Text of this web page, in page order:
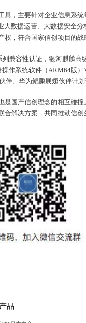
具，主要针对企业信息系
数据运营、大数据安全
，符合国家信创项目的战
兼容性认证，银河麒麟
作系统软件（ARM64版
伴、华为鲲鹏展翅伙伴计划
是国产信创理念的相互碰
解决方案，共同推动信创
产品